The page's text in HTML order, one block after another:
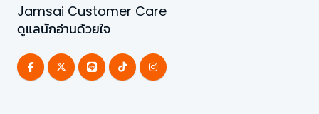
Jamsai Customer Care
ดูแลนักอ่านด้วยใจ